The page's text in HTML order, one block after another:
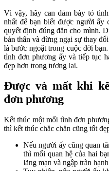
Vì vậy, hãy can đảm bày tỏ
nhất để bạn biết được người ấy
quyết định đúng đắn cho mình.
bản thân và đừng ngại sự thay
là bước ngoặt trong cuộc đời
tình đơn phương ấy và tiếp tục
đẹp hơn trong tương lai.
Được và mất khi
đơn phương
Kết thúc một mối tình đơn
thì kết thúc chắc chắn cũng tốt
Nếu người ấy cũng quan
thì mối quan hệ của hai
lãng mạn và ngập tràn